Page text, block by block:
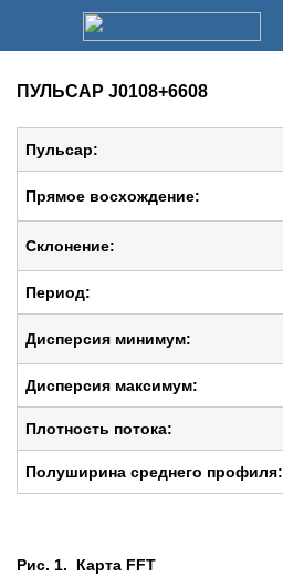
ПУЛЬСАР J0108+6608
Пульсар:
Прямое восхождение:
Cклонение:
Период:
Дисперсия минимум:
Дисперсия максимум:
Плотность потока:
Полуширина среднего профиля:
Рис. 1. Карта FFT